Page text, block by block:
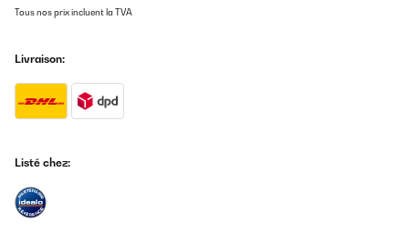
when you go true this instructions the final result is very
that have side blinds.Over all I will recommendedThanks
Amazon user
Tous nos prix incluent la TVA
Livraison:
Listé chez: